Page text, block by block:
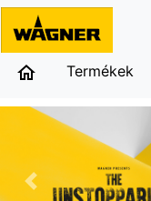
Termékek
Előző